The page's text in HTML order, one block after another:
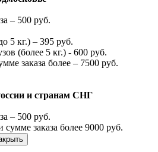
– 500 руб.
5 кг.) – 395 руб.
(более 5 кг.) - 600 руб.
заказа более – 7500 руб.
и странам СНГ
– 500 руб.
сумме заказа более 9000 руб.